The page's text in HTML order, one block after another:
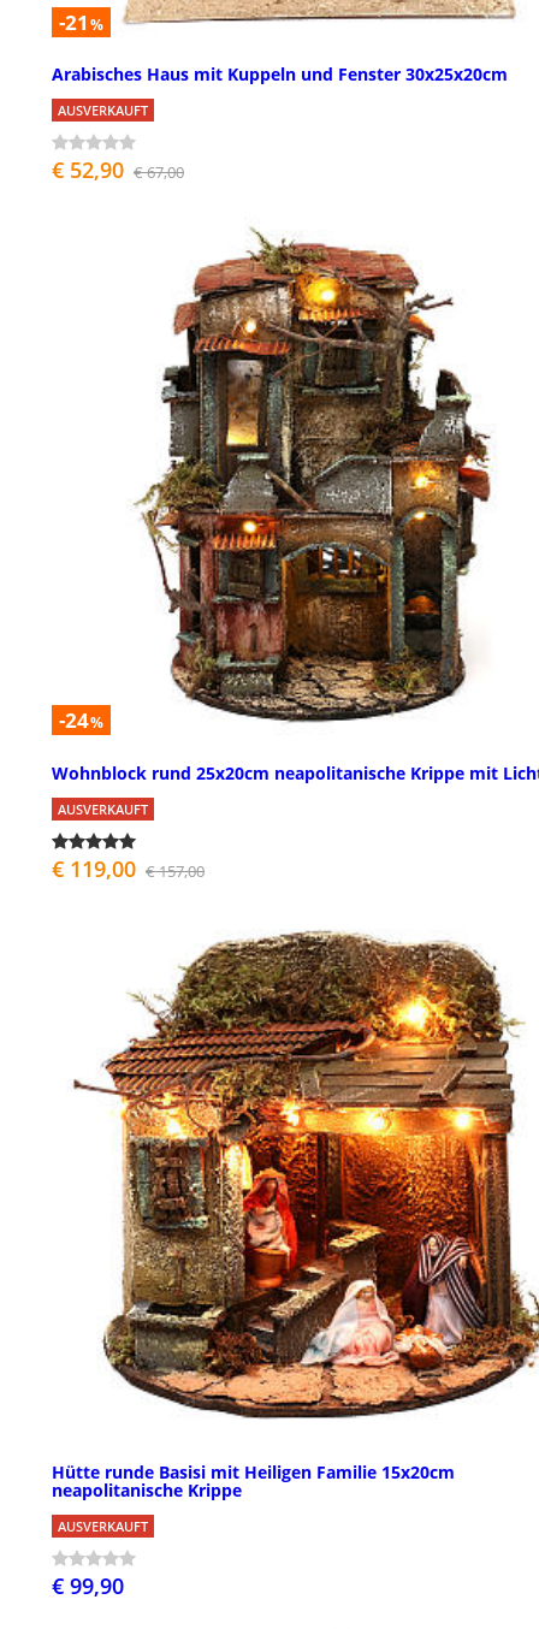
-21 %
Arabisches Haus mit Kuppeln und Fenster 30x25x20cm
AUSVERKAUFT
€ 52,90 € 67,00
-24%
Wohnblock rund 25x20cm neapolitanische Krippe mit
AUSVERKAUFT
€ 119,00 € 157,00
Hütte runde Basisi mit Heiligen Familie 15x20cm
neapolitanische Krippe
AUSVERKAUFT
€ 99,90